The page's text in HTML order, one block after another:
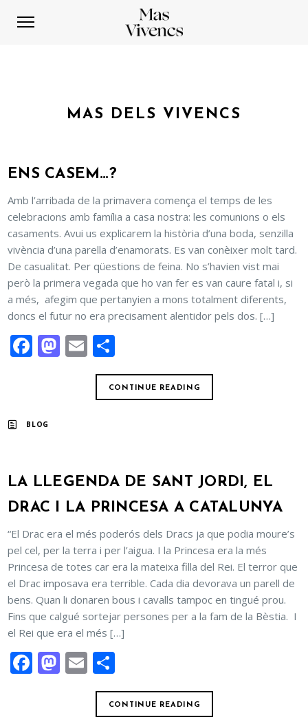
MAS DELS VIVENCS
ENS CASEM…?
Amb l’arribada de la primavera comença el temps de les
celebracions amb família a casa nostra: les comunions o els
casaments. Avui us explicarem la història d’una boda, senzilla
vivència d’una parella d’enamorats. Es van conèixer molt tard.
De casualitat. Per qüestions de feina. No s’havien vist mai
però la primera vegada que ho van fer es van caure fatal i, si
a més, afegim que pertanyien a mons totalment diferents,
doncs el futur no era precisament alentidor pels dos. […]
Facebook
Mastodon
Email
CONTINUE READING
BLOG
LA LLEGENDA DE SANT JORDI, EL
DRAC I LA PRINCESA A CATALUNYA
“El Drac era el més poderós dels Dracs ja que podia moure’s
pel cel, per la terra i per l’aigua. I la Princesa era la més
Princesa de totes car era la mateixa filla del Rei. El terror que
el Drac imposava era terrible. Cada dia devorava un parell de
bens. Quan li donaren bous i cavalls tampoc en tingué prou.
Fins que calgué sortejar persones per a la fam de la Bèstia. I
el Rei que era el més […]
Facebook
Mastodon
Email
CONTINUE READING